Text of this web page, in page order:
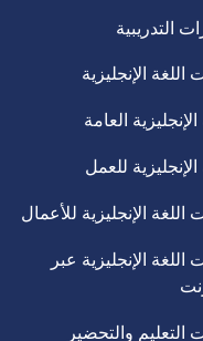
التدريبية
اللغة الإنجليزية
الإنجليزية العامة
الإنجليزية للعمل
اللغة الإنجليزية للأعمال
اللغة الإنجليزية عبر
التعليم والتحضير